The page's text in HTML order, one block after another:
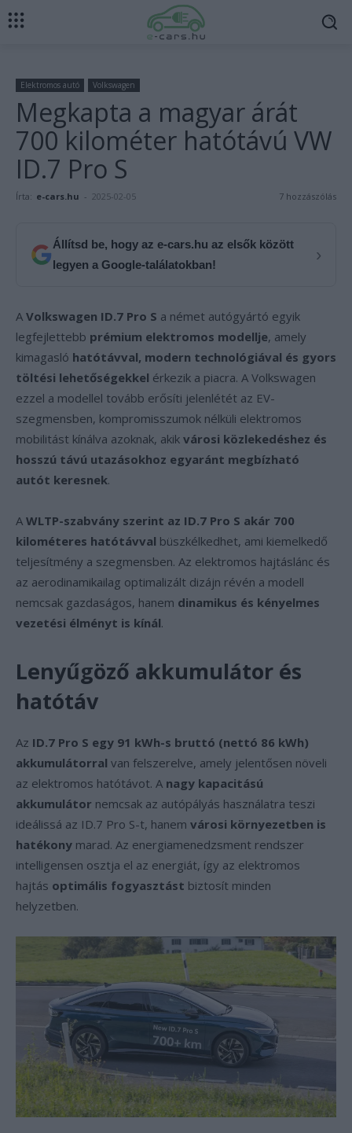
Elektromos autó Volkswagen
Megkapta a magyar árát
700 kilométer hatótávú VW
ID.7 Pro S
Írta: e-cars.hu - 2025-02-05 7 hozzászólás
Állítsd be, hogy az e-cars.hu az elsők között
legyen a Google-találatokban!
›
A Volkswagen ID.7 Pro S a német autógyártó egyik
legfejlettebb prémium elektromos modellje, amely
kimagasló hatótávval, modern technológiával és gyors
töltési lehetőségekkel érkezik a piacra. A Volkswagen
ezzel a modellel tovább erősíti jelenlétét az EV-
szegmensben, kompromisszumok nélküli elektromos
mobilitást kínálva azoknak, akik városi közlekedéshez és
hosszú távú utazásokhoz egyaránt megbízható
autót keresnek.
A WLTP-szabvány szerint az ID.7 Pro S akár 700
kilométeres hatótávval büszkélkedhet, ami kiemelkedő
teljesítmény a szegmensben. Az elektromos hajtáslánc és
az aerodinamikailag optimalizált dizájn révén a modell
nemcsak gazdaságos, hanem dinamikus és kényelmes
vezetési élményt is kínál.
Lenyűgöző akkumulátor és
hatótáv
Az ID.7 Pro S egy 91 kWh-s bruttó (nettó 86 kWh)
akkumulátorral van felszerelve, amely jelentősen növeli
az elektromos hatótávot. A nagy kapacitású
akkumulátor nemcsak az autópályás használatra teszi
ideálissá az ID.7 Pro S-t, hanem városi környezetben is
hatékony marad. Az energiamenedzsment rendszer
intelligensen osztja el az energiát, így az elektromos
hajtás optimális fogyasztást biztosít minden
helyzetben.